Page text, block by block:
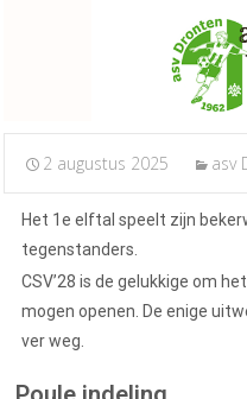
2 augustus 2025 asv
Het 1e elftal speelt zijn
tegenstanders.
CSV’28 is de gelukkige om
mogen openen. De enige
ver weg.